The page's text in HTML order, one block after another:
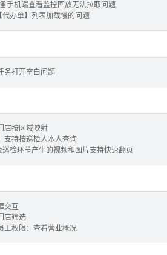
手机端查看监控回放无法拉取问题
办单】列表加载慢的问题
务打开空白问题
店按区域映射
支持按巡检人本人查询
检环节产生的视频和图片支持快速翻页
交互
店筛选
工权限：查看营业概况